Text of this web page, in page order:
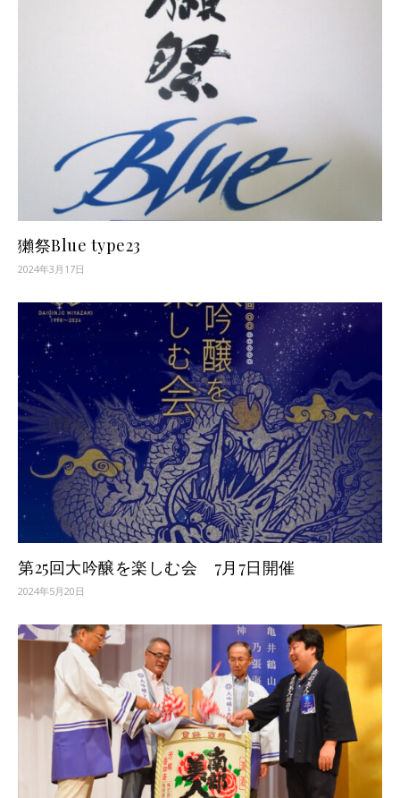
獺祭Blue type23
2024年3月17日
第25回大吟醸を楽しむ会 7月7日開催
2024年5月20日